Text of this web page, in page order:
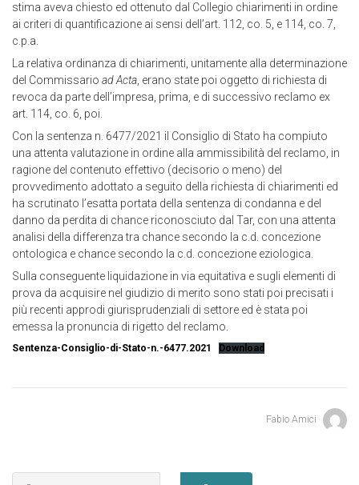
stima aveva chiesto ed ottenuto dal Collegio chiarimenti in ordine
ai criteri di quantificazione ai sensi dell’art. 112, co. 5, e 114, co. 7,
c.p.a.
La relativa ordinanza di chiarimenti, unitamente alla determinazione
del Commissario ad Acta , erano state poi oggetto di richiesta di
revoca da parte dell’impresa, prima, e di successivo reclamo ex
art. 114, co. 6, poi.
Con la sentenza n. 6477/2021 il Consiglio di Stato ha compiuto
una attenta valutazione in ordine alla ammissibilità del reclamo, in
ragione del contenuto effettivo (decisorio o meno) del
provvedimento adottato a seguito della richiesta di chiarimenti ed
ha scrutinato l’esatta portata della sentenza di condanna e del
danno da perdita di chance riconosciuto dal Tar, con una attenta
analisi della differenza tra chance secondo la c.d. concezione
ontologica e chance secondo la c.d. concezione eziologica.
Sulla conseguente liquidazione in via equitativa e sugli elementi di
prova da acquisire nel giudizio di merito sono stati poi precisati i
più recenti approdi giurisprudenziali di settore ed è stata poi
emessa la pronuncia di rigetto del reclamo.
Sentenza-Consiglio-di-Stato-n.-6477.2021 Download
Fabio Amici